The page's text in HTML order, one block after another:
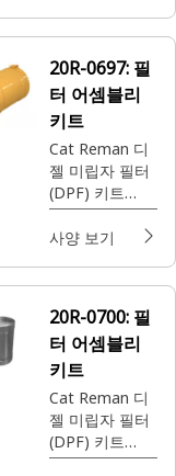
20R-0697: 필
터 어셈블리
키트
Cat Reman 디
젤 미립자 필터
(DPF) 키트
(UTN)
사양 보기
20R-0700: 필
터 어셈블리
키트
Cat Reman 디
젤 미립자 필터
(DPF) 키트
(UTN)